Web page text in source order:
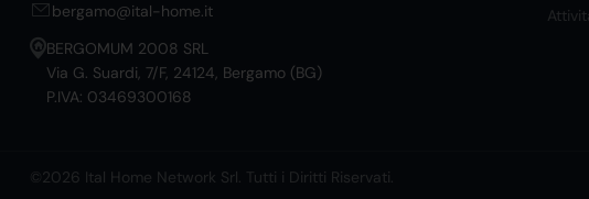
bergamo@ital-home.it
BERGOMUM 2008 SRL
Via G. Suardi, 7/F, 24124, Bergamo (BG)
P.IVA: 03469300168
©2026 Ital Home Network Srl. Tutti i Diritti Riservati.